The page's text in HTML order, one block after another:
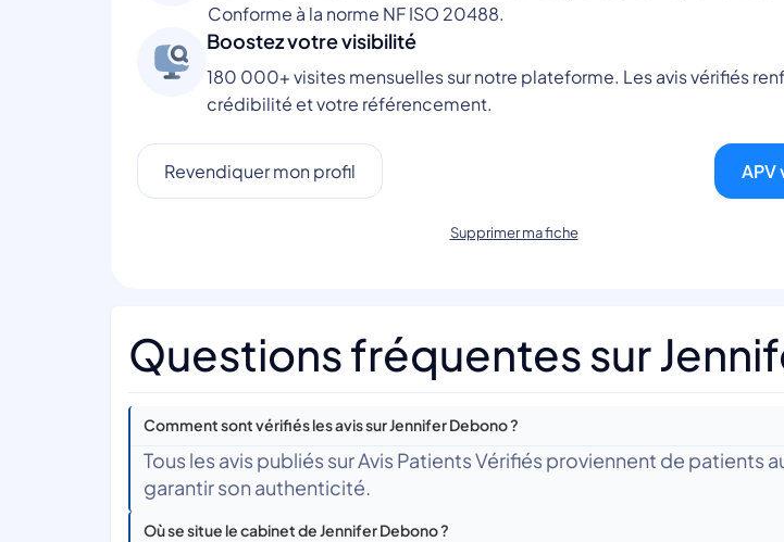
Conforme à la norme NF ISO 20488.
Boostez votre visibilité
180 000+ visites mensuelles sur notre plateforme. Les avis vérifiés
crédibilité et votre référencement.
Revendiquer mon profil APV
Supprimer ma fiche
Questions fréquentes sur
Comment sont vérifiés les avis sur Jennifer Debono ?
Tous les avis publiés sur Avis Patients Vérifiés proviennent de
garantir son authenticité.
Où se situe le cabinet de Jennifer Debono ?